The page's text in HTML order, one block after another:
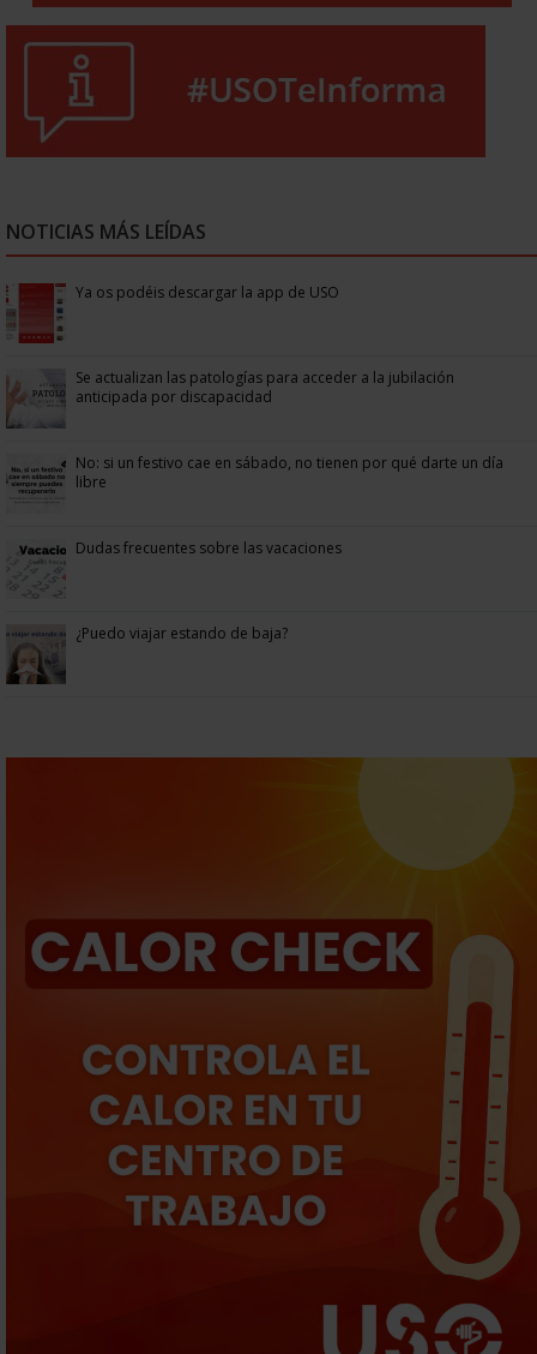
NOTICIAS MÁS LEÍDAS
Ya os podéis descargar la app de USO
Se actualizan las patologías para acceder a la jubilación
anticipada por discapacidad
No: si un festivo cae en sábado, no tienen por qué darte un día
libre
Dudas frecuentes sobre las vacaciones
¿Puedo viajar estando de baja?